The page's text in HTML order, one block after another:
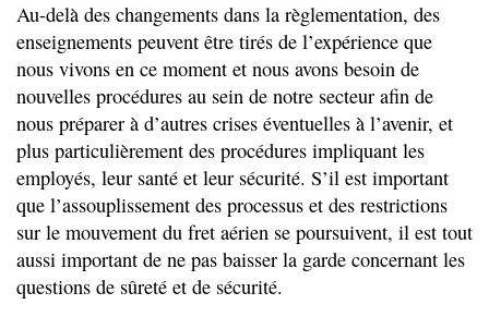
Au-delà des changements dans la règlementation, des
enseignements peuvent être tirés de l’expérience que
nous vivons en ce moment et nous avons besoin de
nouvelles procédures au sein de notre secteur afin de
nous préparer à d’autres crises éventuelles à l’avenir, et
plus particulièrement des procédures impliquant les
employés, leur santé et leur sécurité. S’il est important
que l’assouplissement des processus et des restrictions
sur le mouvement du fret aérien se poursuivent, il est tout
aussi important de ne pas baisser la garde concernant les
questions de sûreté et de sécurité.